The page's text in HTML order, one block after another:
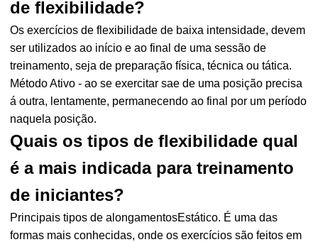
de flexibilidade?
Os exercícios de flexibilidade de baixa intensidade, devem
ser utilizados ao início e ao final de uma sessão de
treinamento, seja de preparação física, técnica ou tática.
Método Ativo - ao se exercitar sae de uma posição precisa
á outra, lentamente, permanecendo ao final por um período
naquela posição.
Quais os tipos de flexibilidade qual
é a mais indicada para treinamento
de iniciantes?
Principais tipos de alongamentosEstático. É uma das
formas mais conhecidas, onde os exercícios são feitos em